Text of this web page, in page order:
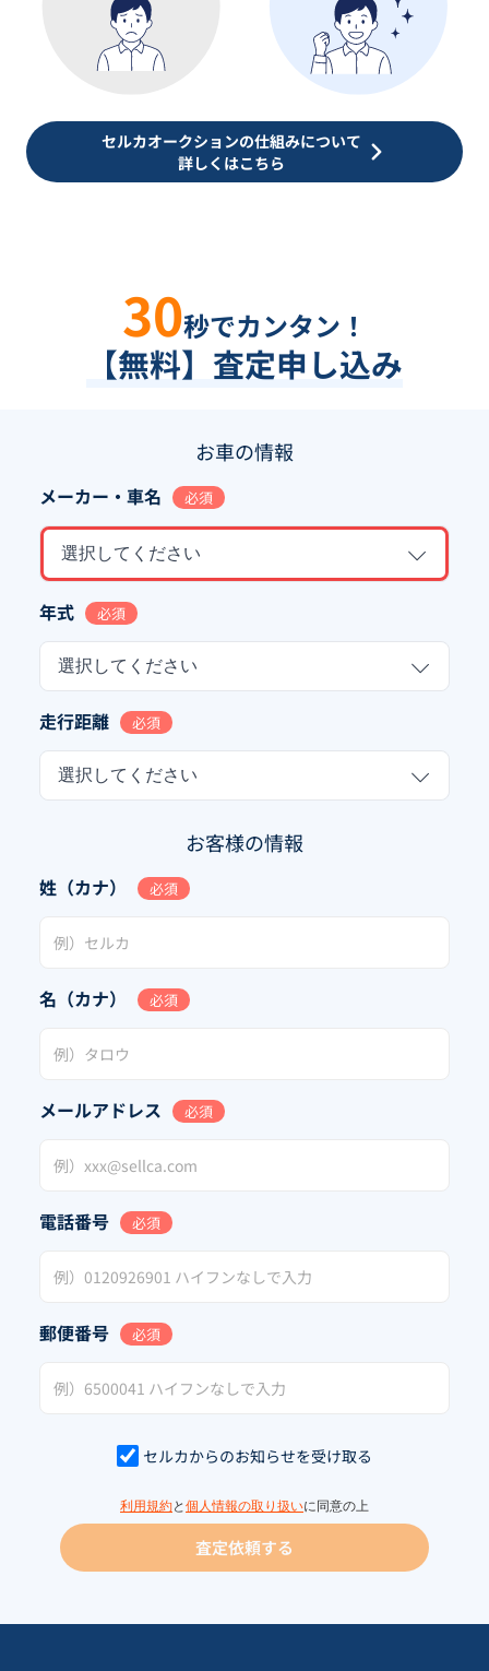
セルカオークションの仕組みについて
詳しくはこちら
30秒でカンタン！
【無料】査定申し込み
お車の情報
メーカー・車名 必須
選択してください
年式 必須
選択してください
走行距離 必須
選択してください
お客様の情報
姓（カナ） 必須
名（カナ） 必須
メールアドレス 必須
電話番号 必須
郵便番号 必須
セルカからのお知らせを受け取る
利用規約と 個人情報の取り扱いに同意の上
査定依頼する